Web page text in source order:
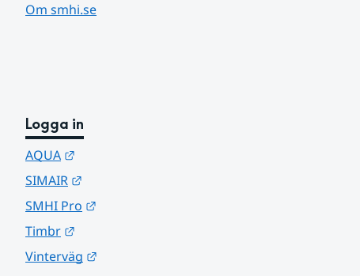
Om smhi.se
Logga in
AQUA
SIMAIR
SMHI Pro
Timbr
Vinterväg